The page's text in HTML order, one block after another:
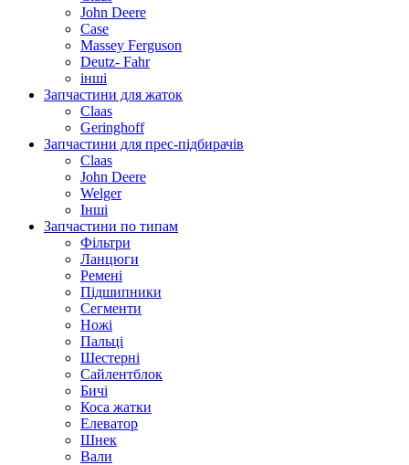
John Deere
Case
Massey Ferguson
Deutz- Fahr
інші
Запчастини для жаток
Claas
Geringhoff
Запчастини для прес-підбирачів
Claas
John Deere
Welger
Інші
Запчастини по типам
Фільтри
Ланцюги
Ремені
Підшипники
Сегменти
Ножі
Пальці
Шестерні
Сайлентблок
Бичі
Коса жатки
Елеватор
Шнек
Вали